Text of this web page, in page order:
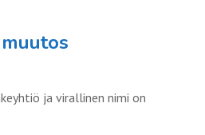
ja virallinen nimi on